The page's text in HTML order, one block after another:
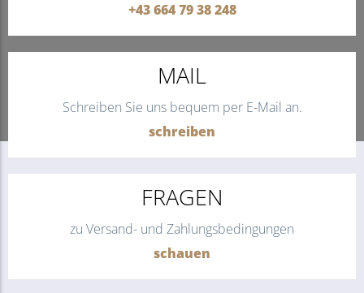
+43 664 79 38 248
MAIL
Schreiben Sie uns bequem per E-Mail an.
schreiben
FRAGEN
zu Versand- und Zahlungsbedingungen
schauen